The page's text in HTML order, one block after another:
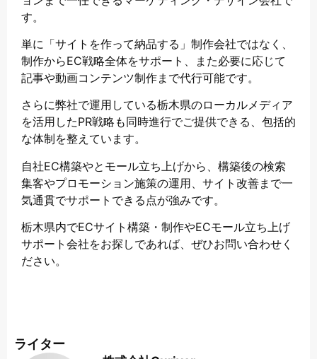
す。
単に「サイトを作って納品する」制作会社ではなく、
制作からEC戦略全体をサポート、また必要に応じて
記事や動画コンテンツ制作まで代行可能です。
さらに弊社で運用している栃木県のローカルメディア
を活用したPR戦略も同時進行でご提供できる、包括的
な体制を整えています。
自社EC構築やとモール立ち上げから、構築後の検索
集客やプロモーション施策の運用、サイト改善まで一
気通貫でサポートできる点が強みです。
栃木県内でECサイト構築・制作やECモール立ち上げ
サポート会社をお探しであれば、ぜひお問い合わせく
ださい。
ライター